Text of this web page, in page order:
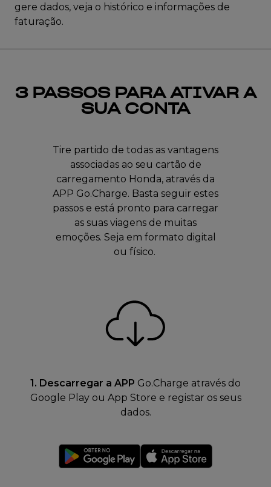
gere dados, veja o histórico e informações de
faturação.
3 PASSOS PARA ATIVAR A
SUA CONTA
Tire partido de todas as vantagens
associadas ao seu cartão de
carregamento Honda, através da
APP Go.Charge. Basta seguir estes
passos e está pronto para carregar
as suas viagens de muitas
emoções. Seja em formato digital
ou físico.
1. Descarregar a APP Go.Charge através do
Google Play ou App Store e registar os seus
dados.